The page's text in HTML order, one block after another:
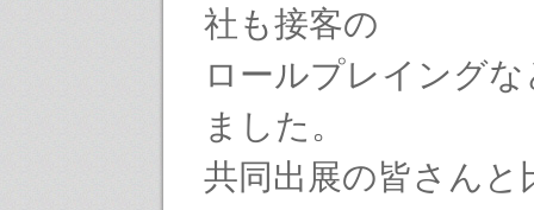
社も接客の
ロールプレイング
ました。
共同出展の皆さんと